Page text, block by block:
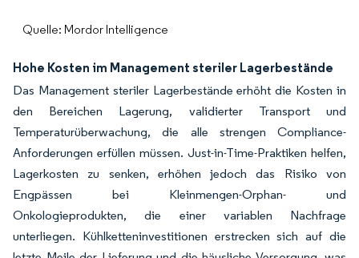
Quelle: Mordor Intelligence
Hohe Kosten im Management steriler Lagerbestände
Das Management steriler Lagerbestände erhöht die Kosten in
den Bereichen Lagerung, validierter Transport und
Temperaturüberwachung, die alle strengen Compliance-
Anforderungen erfüllen müssen. Just-in-Time-Praktiken helfen,
Lagerkosten zu senken, erhöhen jedoch das Risiko von
Engpässen bei Kleinmengen-Orphan- und
Onkologieprodukten, die einer variablen Nachfrage
unterliegen. Kühlketteninvestitionen erstrecken sich auf die